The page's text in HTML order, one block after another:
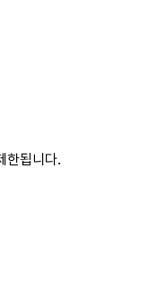
한됩니다.